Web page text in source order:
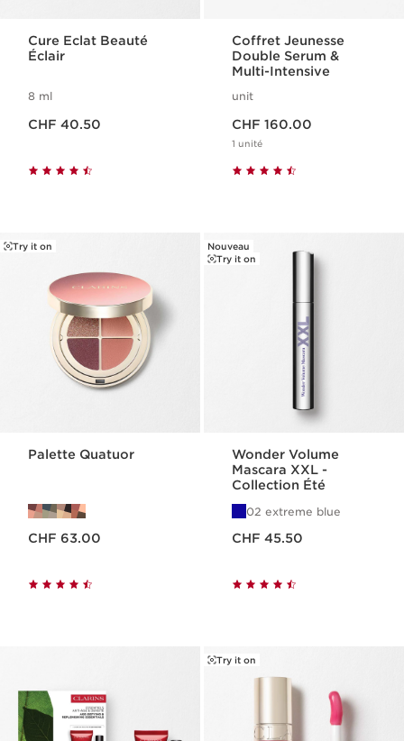
Cure Eclat Beauté
Éclair
8 ml
CHF 40.50
Coffret Jeunesse
Double Serum &
Multi-Intensive
unit
CHF 160.00
1 unité
Try it on
Palette Quatuor
CHF 63.00
Nouveau
Try it on
Wonder Volume
Mascara XXL -
Collection Été
02 extreme blue
CHF 45.50
Try it on